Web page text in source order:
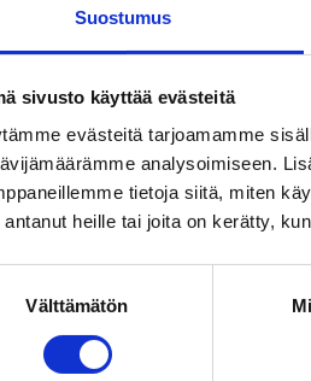
Suostumus
sivusto käyttää evästeitä
evästeitä tarjoamamme
analysoimiseen.
tietoja siitä, miten
antanut heille tai joita on kerätty,
Välttämätön
nelivärikirja tulee painosta
ja kustantaja on Edita